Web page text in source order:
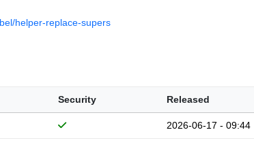
helper-replace-supers
Security Released
2026-06-17 - 09:44